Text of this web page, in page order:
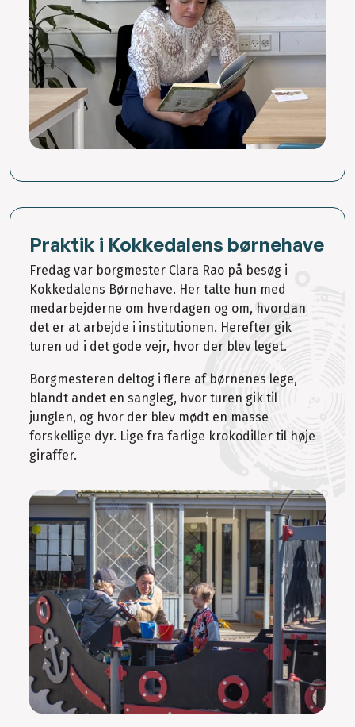
Praktik i Kokkedalens børnehave
Fredag var borgmester Clara Rao på besøg i
Kokkedalens Børnehave. Her talte hun med
medarbejderne om hverdagen og om, hvordan
det er at arbejde i institutionen. Herefter gik
turen ud i det gode vejr, hvor der blev leget.
Borgmesteren deltog i flere af børnenes lege,
blandt andet en sangleg, hvor turen gik til
junglen, og hvor der blev mødt en masse
forskellige dyr. Lige fra farlige krokodiller til høje
giraffer.